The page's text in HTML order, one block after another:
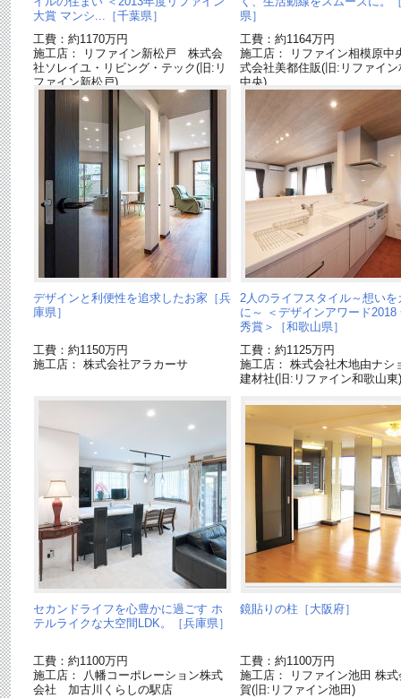
大賞 マンシ...［千葉県］
工費：約1170万円
施工店： リファイン新松戸 株式会
社ソレイユ・リビング・テック(旧:リ
ファイン新松戸)
県］
工費：約1164万円
施工店： リファイン相模原
式会社美都住販(旧:リファイン
中央)
デザインと利便性を追求したお家［兵
庫県］
工費：約1150万円
施工店： 株式会社アラカーサ
2人のライフスタイル～想いを
に～ ＜デザインアワード2018
秀賞＞［和歌山県］
工費：約1125万円
施工店： 株式会社木地由ナシ
建材社(旧:リファイン和歌山東)
セカンドライフを心豊かに過ごす ホ
テルライクな大空間LDK。［兵庫県］
工費：約1100万円
施工店： 八幡コーポレーション株式
会社 加古川くらしの駅店
鏡貼りの柱［大阪府］
工費：約1100万円
施工店： リファイン池田 株式
賀(旧:リファイン池田)